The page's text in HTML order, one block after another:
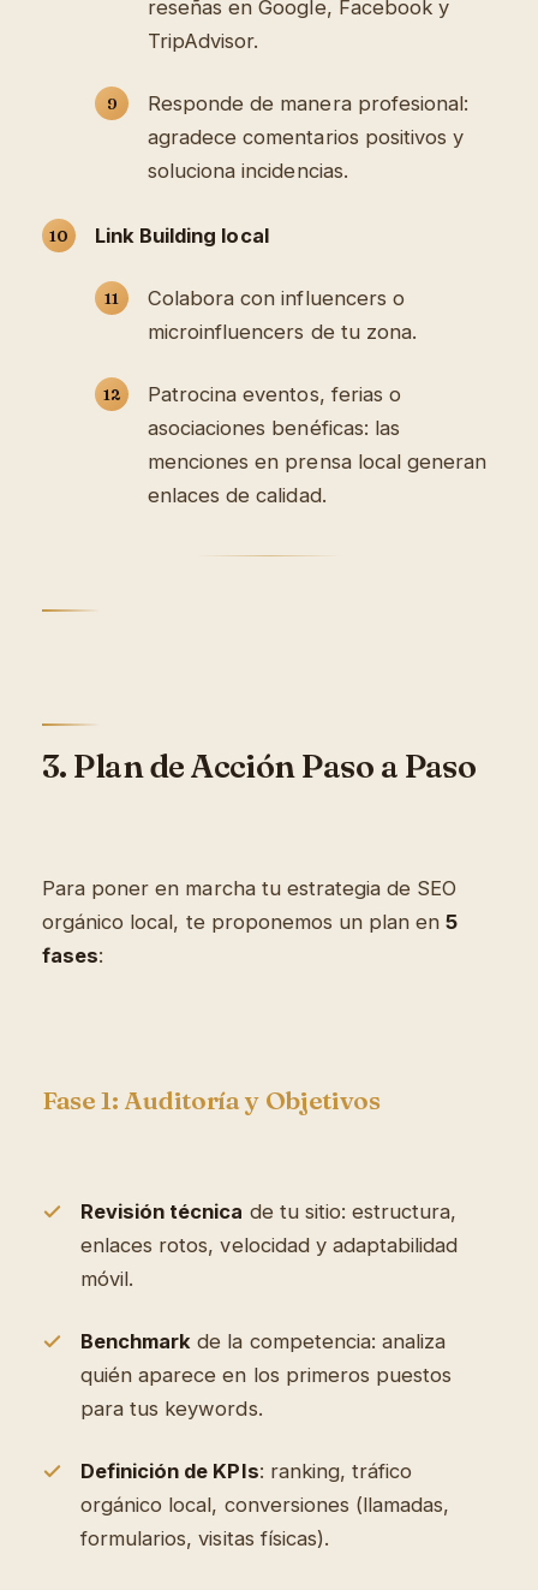
reseñas en Google, Facebook y
TripAdvisor.
Responde de manera profesional:
agradece comentarios positivos y
soluciona incidencias.
Link Building local
Colabora con influencers o
microinfluencers de tu zona.
Patrocina eventos, ferias o
asociaciones benéficas: las
menciones en prensa local generan
enlaces de calidad.
3. Plan de Acción Paso a Paso
Para poner en marcha tu estrategia de SEO
orgánico local, te proponemos un plan en5
fases:
Fase 1: Auditoría y Objetivos
Revisión técnica de tu sitio: estructura,
enlaces rotos, velocidad y adaptabilidad
móvil.
Benchmark de la competencia: analiza
quién aparece en los primeros puestos
para tus keywords.
Definición de KPIs: ranking, tráfico
orgánico local, conversiones (llamadas,
formularios, visitas físicas).